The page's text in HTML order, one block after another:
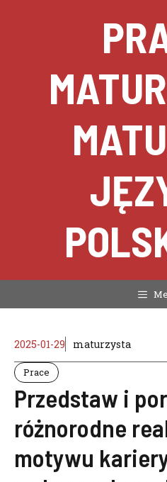
2025-01-29 maturzysta
Prace
Przedstaw i
różnorodne
motywu